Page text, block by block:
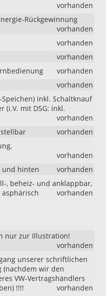
vorhanden
Rückgewinnung
vorhanden
vorhanden
vorhanden
vorhanden
vorhanden
inkl. Schaltknauf
(i.V. mit DSG: inkl.
vorhanden
vorhanden
vorhanden
und hinten
vorhanden
, beheiz- und anklappbar,
vorhanden
nur zur Illustration!
vorhanden
unserer schriftlichen
(nachdem wir den
VW-Vertragshändlers
!!!!
vorhanden